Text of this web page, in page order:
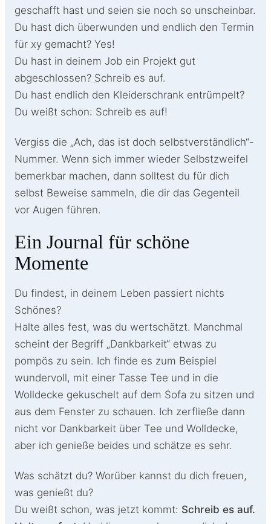
geschafft hast und seien sie noch so unscheinbar.
Du hast dich überwunden und endlich den Termin
für xy gemacht? Yes!
Du hast in deinem Job ein Projekt gut
abgeschlossen? Schreib es auf.
Du hast endlich den Kleiderschrank entrümpelt?
Du weißt schon: Schreib es auf!
Vergiss die „Ach, das ist doch selbstverständlich“-
Nummer. Wenn sich immer wieder Selbstzweifel
bemerkbar machen, dann solltest du für dich
selbst Beweise sammeln, die dir das Gegenteil
vor Augen führen.
Ein Journal für schöne
Momente
Du findest, in deinem Leben passiert nichts
Schönes?
Halte alles fest, was du wertschätzt. Manchmal
scheint der Begriff „Dankbarkeit“ etwas zu
pompös zu sein. Ich finde es zum Beispiel
wundervoll, mit einer Tasse Tee und in die
Wolldecke gekuschelt auf dem Sofa zu sitzen und
aus dem Fenster zu schauen. Ich zerfließe dann
nicht vor Dankbarkeit über Tee und Wolldecke,
aber ich genieße beides und schätze es sehr.
Was schätzt du? Worüber kannst du dich freuen,
was genießt du?
Du weißt schon, was jetzt kommt: Schreib es auf.